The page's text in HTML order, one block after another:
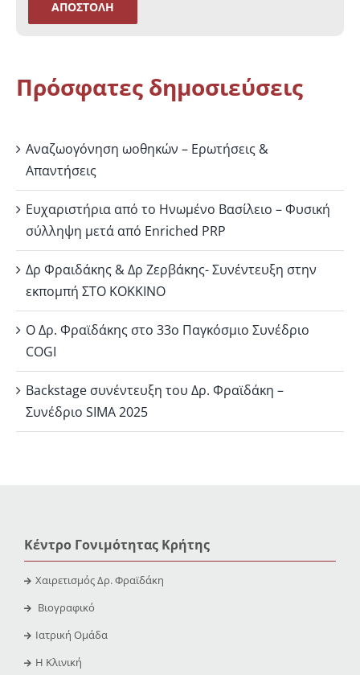
Πρόσφατες δημοσιεύσεις
Αναζωογόνηση ωοθηκών – Ερωτήσεις &
Απαντήσεις
Ευχαριστήρια από το Ηνωμένο Βασίλειο – Φυσική
σύλληψη μετά από Enriched PRP
Δρ Φραιδάκης & Δρ Ζερβάκης- Συνέντευξη στην
εκπομπή ΣΤΟ ΚΟΚΚΙΝΟ
Ο Δρ. Φραϊδάκης στο 33ο Παγκόσμιο Συνέδριο
COGI
Backstage συνέντευξη του Δρ. Φραϊδάκη –
Συνέδριο SIMA 2025
Κέντρο Γονιμότητας Κρήτης
Χαιρετισμός Δρ. Φραϊδάκη
Βιογραφικό
Ιατρική Ομάδα
Η Κλινική